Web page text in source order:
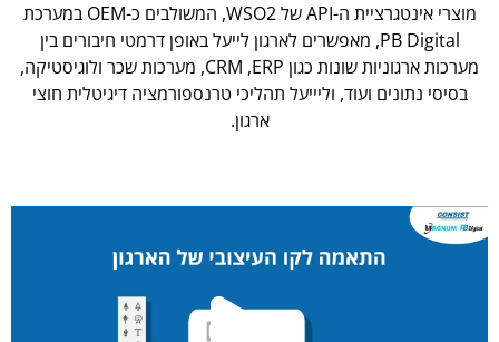
מוצרי אינטגרציית ה-API של WSO2, המשולבים כ-OEM במערכת
PB Digital, מאפשרים לארגון לייעל באופן דרמטי חיבורים בין
מערכות ארגוניות שונות כגון CRM ,ERP, מערכות שכר ולוגיסטיקה,
בסיסי נתונים ועוד, וליייעל תהליכי טרנספורמציה דיגיטלית חוצי
ארגון.